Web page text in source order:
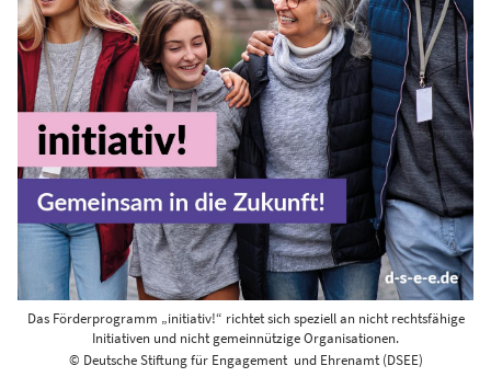
Das Förderprogramm „initiativ!“ richtet sich speziell an nicht rechtsfähige
Initiativen und nicht gemeinnützige Organisationen.
© Deutsche Stiftung für Engagement und Ehrenamt (DSEE)